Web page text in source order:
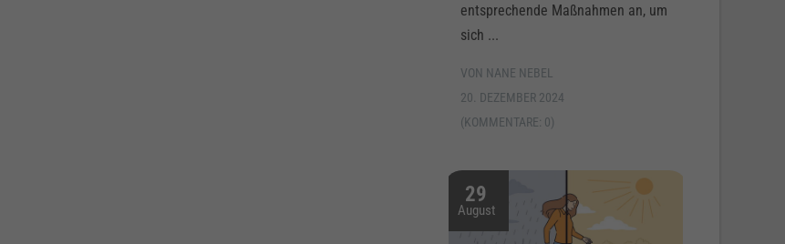
entsprechende Maßnahmen an, um
sich ...
VON NANE NEBEL
20. DEZEMBER 2024
(KOMMENTARE: 0)
29
August